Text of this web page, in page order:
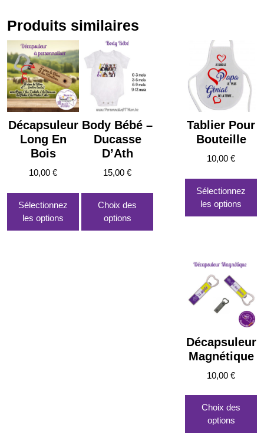
Produits similaires
Décapsuleur
Long En
Bois
10,00 €
Sélectionnez
les options
Tablier Pour
Bouteille
10,00 €
Sélectionnez
les options
Body Bébé –
Ducasse
D’Ath
15,00 €
Choix des
options
plusieurs
Décapsuleur
Magnétique
10,00 €
Choix des
options